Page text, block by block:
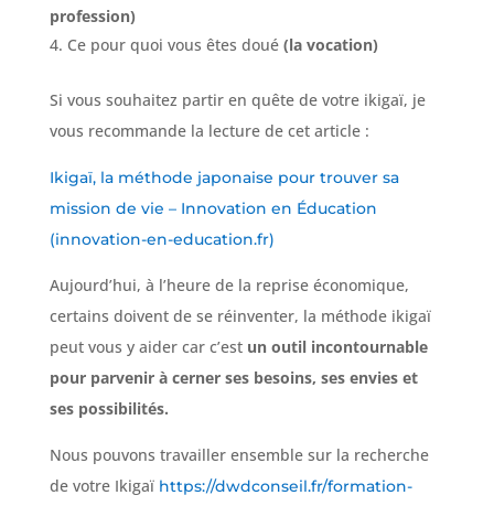
profession)
Ce pour quoi vous êtes doué (la vocation)
Si vous souhaitez partir en quête de votre ikigaï, je
vous recommande la lecture de cet article :
Ikigaï, la méthode japonaise pour trouver sa
mission de vie – Innovation en Éducation
(innovation-en-education.fr)
Aujourd’hui, à l’heure de la reprise économique,
certains doivent de se réinventer, la méthode ikigaï
peut vous y aider car c’est un outil incontournable
pour parvenir à cerner ses besoins, ses envies et
ses possibilités.
Nous pouvons travailler ensemble sur la recherche
de votre Ikigaï https://dwdconseil.fr/formation-